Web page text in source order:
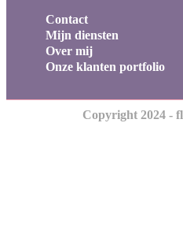
Contact
Mijn diensten
Over mij
Onze klanten portfolio
Copyright 2024 -